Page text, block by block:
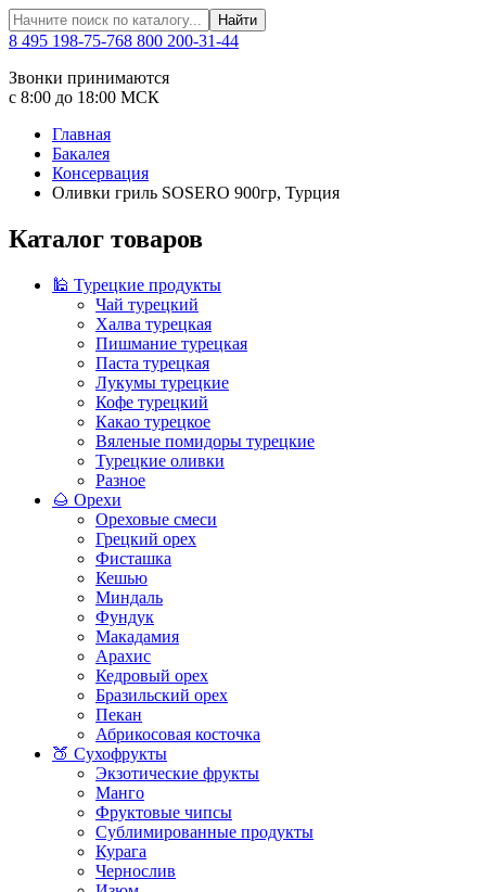
Найти
8 495 198-75-768 800 200-31-44
Звонки принимаются
с 8:00 до 18:00 МСК
Главная
Бакалея
Консервация
Оливки гриль SOSERO 900гр, Турция
Каталог товаров
🕌 Турецкие продукты
Чай турецкий
Халва турецкая
Пишмание турецкая
Паста турецкая
Лукумы турецкие
Кофе турецкий
Какао турецкое
Вяленые помидоры турецкие
Турецкие оливки
Разное
🌰 Орехи
Ореховые смеси
Грецкий орех
Фисташка
Кешью
Миндаль
Фундук
Макадамия
Арахис
Кедровый орех
Бразильский орех
Пекан
Абрикосовая косточка
🍑 Сухофрукты
Экзотические фрукты
Манго
Фруктовые чипсы
Сублимированные продукты
Курага
Чернослив